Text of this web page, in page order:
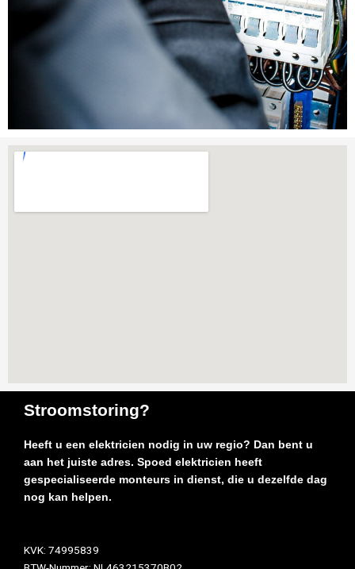
Stroomstoring?
Heeft u een elektricien nodig in uw regio? Dan bent u
aan het juiste adres. Spoed elektricien heeft
gespecialiseerde monteurs in dienst, die u dezelfde dag
nog kan helpen.
KVK: 74995839